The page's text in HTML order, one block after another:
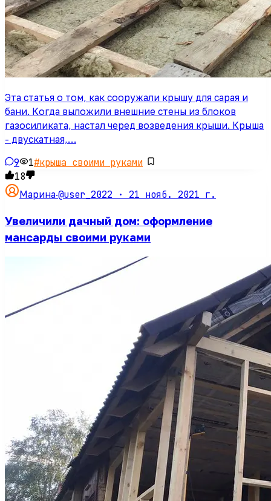
Эта статья о том, как сооружали крышу для сарая и
бани. Когда выложили внешние стены из блоков
газосиликата, настал черед возведения крыши. Крыша
- двускатная,…
9 1#крыша своими руками
18
Марина·@user_2022 · 21 нояб. 2021 г.
Увеличили дачный дом: оформление
мансарды своими руками